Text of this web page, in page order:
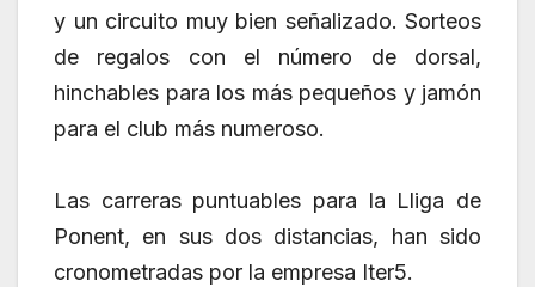
y un circuito muy bien señalizado. Sorteos
de regalos con el número de dorsal,
hinchables para los más pequeños y jamón
para el club más numeroso.
Las carreras puntuables para la Lliga de
Ponent, en sus dos distancias, han sido
cronometradas por la empresa Iter5.